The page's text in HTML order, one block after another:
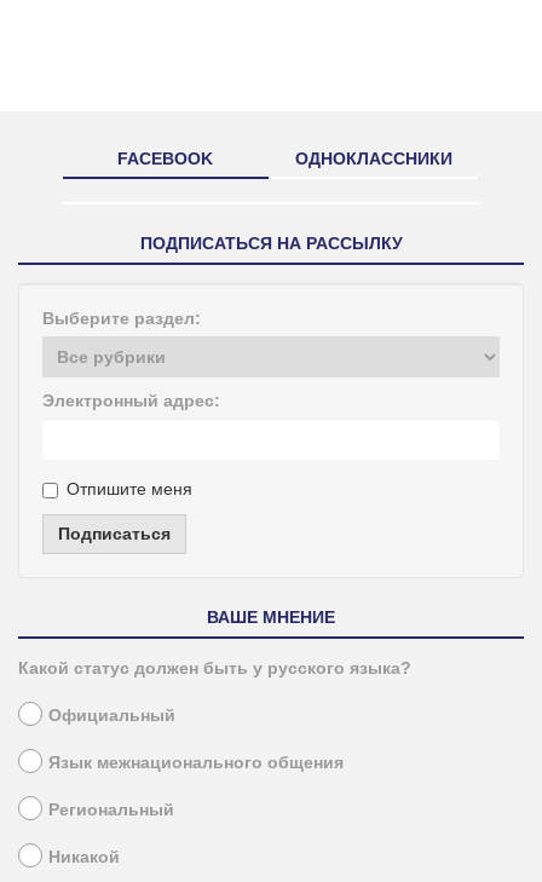
FACEBOOK ОДНОКЛАССНИКИ
ПОДПИСАТЬСЯ НА РАССЫЛКУ
Выберите раздел:
Электронный адрес:
Отпишите меня
Подписаться
ВАШЕ МНЕНИЕ
Какой статус должен быть у русского языка?
Официальный
Язык межнационального общения
Региональный
Никакой